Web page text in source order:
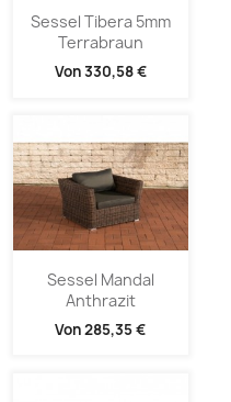
Sessel Tibera 5mm
Terrabraun
Von330,58 €
Sessel Mandal
Anthrazit
Von285,35 €